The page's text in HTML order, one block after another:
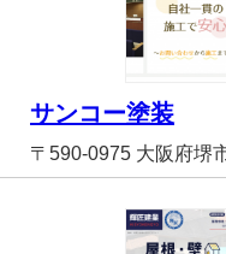
サンコー塗装
〒590-0975 大阪府堺